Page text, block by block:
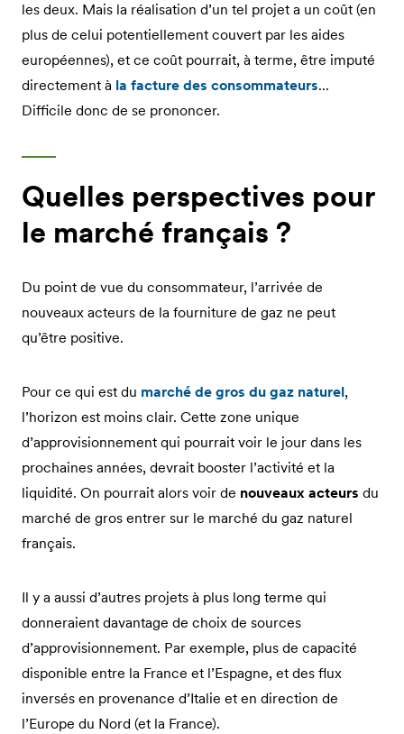
les deux. Mais la réalisation d’un tel projet a un coût (en
plus de celui potentiellement couvert par les aides
européennes), et ce coût pourrait, à terme, être imputé
directement à la facture des consommateurs...
Difficile donc de se prononcer.
Quelles perspectives pour
le marché français ?
Du point de vue du consommateur, l’arrivée de
nouveaux acteurs de la fourniture de gaz ne peut
qu’être positive.
Pour ce qui est du marché de gros du gaz naturel,
l’horizon est moins clair. Cette zone unique
d’approvisionnement qui pourrait voir le jour dans les
prochaines années, devrait booster l’activité et la
liquidité. On pourrait alors voir de nouveaux acteurs du
marché de gros entrer sur le marché du gaz naturel
français.
Il y a aussi d’autres projets à plus long terme qui
donneraient davantage de choix de sources
d’approvisionnement. Par exemple, plus de capacité
disponible entre la France et l’Espagne, et des flux
inversés en provenance d’Italie et en direction de
l’Europe du Nord (et la France).